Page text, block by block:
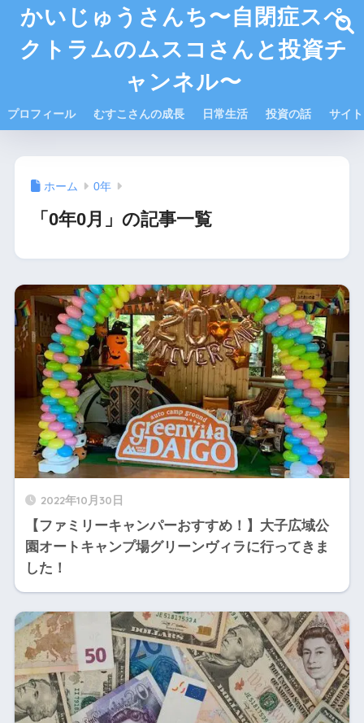
かいじゅうさんち〜自閉症スペ
クトラムのムスコさんと投資チ
ャンネル〜
プロフィール むすこさんの成長 日常生活 投資の話 サイ
ホーム 0年
「0年0月」の記事一覧
2022年10月30日
【ファミリーキャンパーおすすめ！】大子広域公
園オートキャンプ場グリーンヴィラに行ってきま
した！